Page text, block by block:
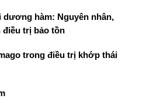
dương hàm: Nguyên nhân,
điều trị bảo tồn
trong điều trị khớp thái